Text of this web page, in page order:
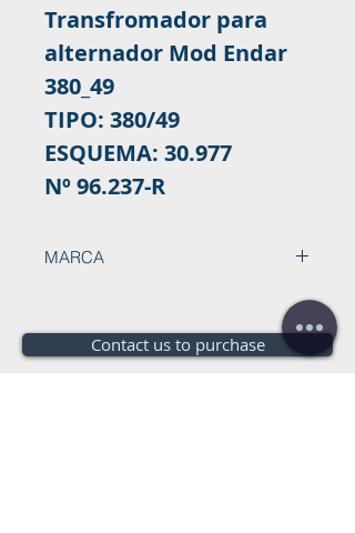
Transfromador para
alternador Mod Endar
380_49
TIPO: 380/49
ESQUEMA: 30.977
Nº 96.237-R
MARCA
Contact us to purchase